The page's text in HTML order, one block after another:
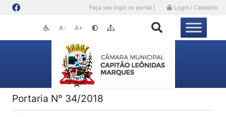
Faça seu login no portal | Login / Cadastro
A- A+
Portaria N° 34/2018